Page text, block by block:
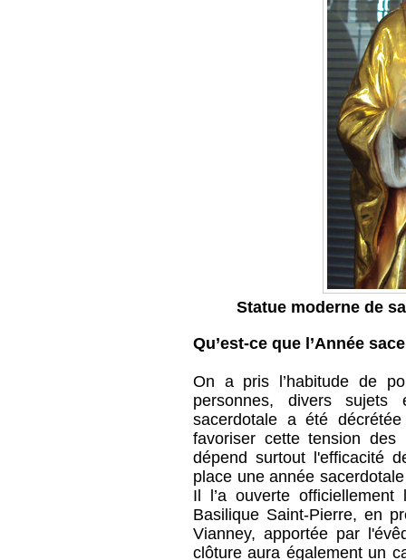
Statue moderne de
Qu’est-ce que l’Année
On a pris l’habitude de
personnes, divers sujets
sacerdotale a été
favoriser cette tension
dépend surtout l'efficacité
place une année
Il l’a ouverte
Basilique Saint-Pierre, en
Vianney, apportée par
clôture aura également un